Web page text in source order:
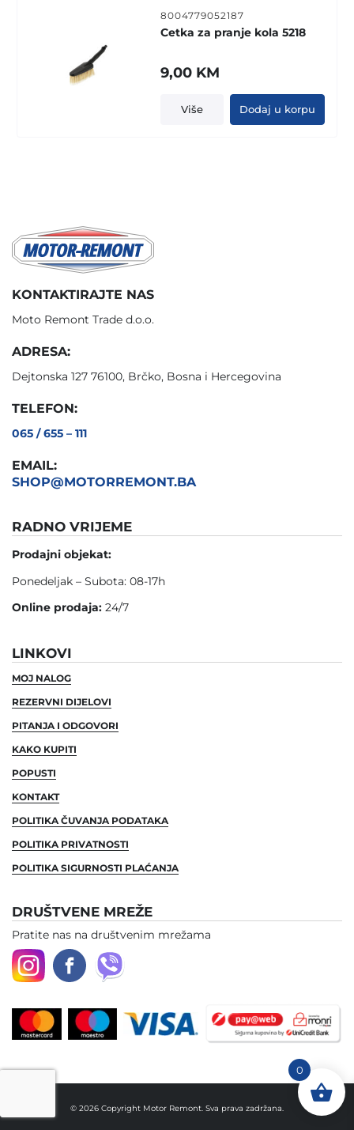
8004779052187
Cetka za pranje kola 5218
9,00 KM
Više Dodaj u korpu
KONTAKTIRAJTE NAS
Moto Remont Trade d.o.o.
ADRESA:
Dejtonska 127 76100, Brčko, Bosna i Hercegovina
TELEFON:
065 / 655 – 111
EMAIL:
SHOP@MOTORREMONT.BA
RADNO VRIJEME
Prodajni objekat:
Ponedeljak – Subota: 08-17h
Online prodaja: 24/7
LINKOVI
MOJ NALOG
REZERVNI DIJELOVI
PITANJA I ODGOVORI
KAKO KUPITI
POPUSTI
KONTAKT
POLITIKA ČUVANJA PODATAKA
POLITIKA PRIVATNOSTI
POLITIKA SIGURNOSTI PLAĆANJA
DRUŠTVENE MREŽE
Pratite nas na društvenim mrežama
© 2026 Copyright Motor Remont. Sva prava zadržana.
0